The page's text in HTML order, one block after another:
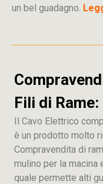
un bel guadagno.
Fili di Rame:
Il Cavo Elettrico
è un prodotto molto
Compravendita di
mulino per la macina
quale permette alti